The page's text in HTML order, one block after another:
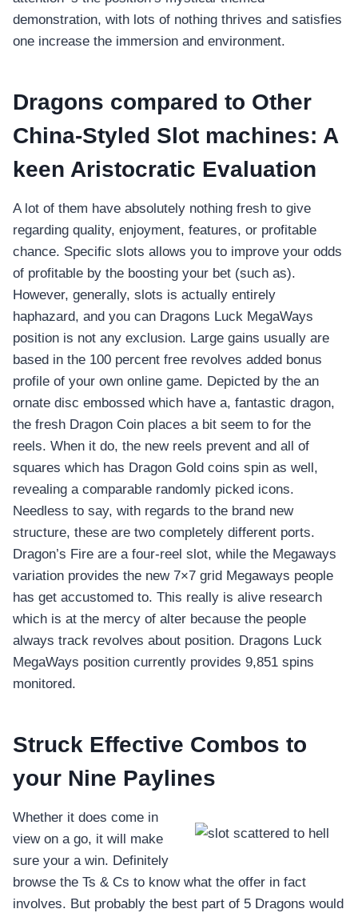
อุปกรณ์เพื่อความบันเทิง
อุปกรณ์เพื่อความบันเทิง
หูฟัง
ลำโพง
โทรทัศน์
สินค้าตามแบรนด์
demonstration, with lots of nothing thrives and satisfies
one increase the immersion and environment.
Dragons compared to Other
China-Styled Slot machines: A
keen Aristocratic Evaluation
A lot of them have absolutely nothing fresh to give
regarding quality, enjoyment, features, or profitable
chance. Specific slots allows you to improve your odds
of profitable by the boosting your bet (such as).
However, generally, slots is actually entirely
haphazard, and you can Dragons Luck MegaWays
position is not any exclusion. Large gains usually are
based in the 100 percent free revolves added bonus
profile of your own online game. Depicted by the an
ornate disc embossed which have a, fantastic dragon,
the fresh Dragon Coin places a bit seem to for the
reels. When it do, the new reels prevent and all of
squares which has Dragon Gold coins spin as well,
revealing a comparable randomly picked icons.
Needless to say, with regards to the brand new
structure, these are two completely different ports.
Dragon’s Fire are a four-reel slot, while the Megaways
variation provides the new 7×7 grid Megaways people
has get accustomed to. This really is alive research
which is at the mercy of alter because the people
always track revolves about position. Dragons Luck
MegaWays position currently provides 9,851 spins
monitored.
Struck Effective Combos to
your Nine Paylines
Whether it does come in
view on a go, it will make
sure your a win. Definitely
browse the Ts & Cs to know what the offer in fact
involves. But probably the best part of 5 Dragons would